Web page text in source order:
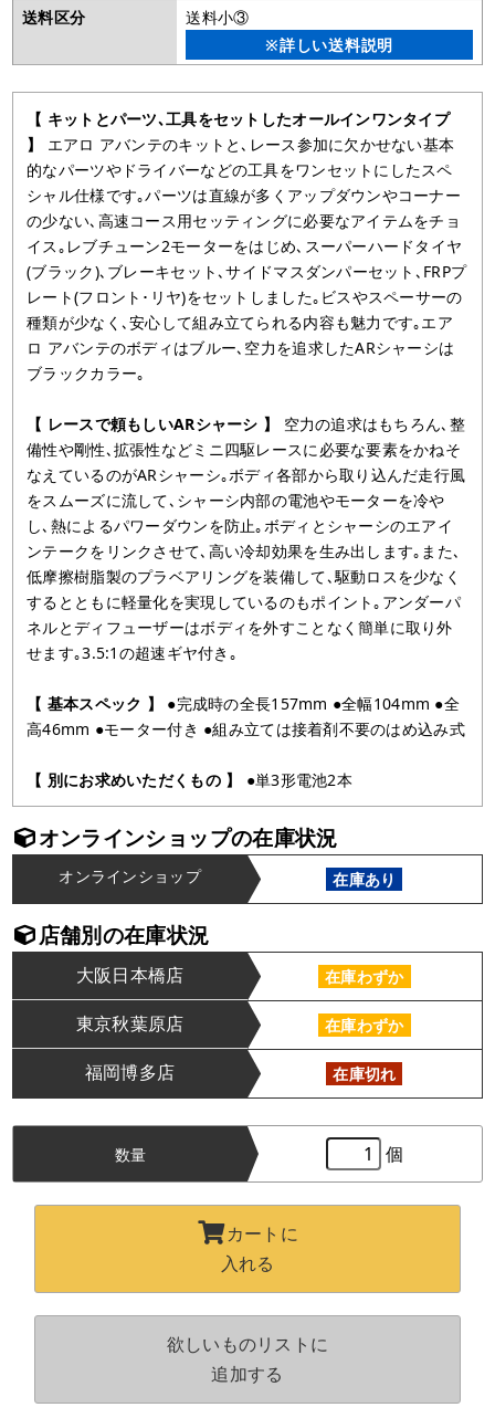
送料区分
送料小③
※詳しい送料説明
【 キットとパーツ､工具をセットしたオールインワンタイプ
】
エアロ アバンテのキットと､レース参加に欠かせない基本
的なパーツやドライバーなどの工具をワンセットにしたスペ
シャル仕様です｡パーツは直線が多くアップダウンやコーナー
の少ない､高速コース用セッティングに必要なアイテムをチョ
イス｡レブチューン2モーターをはじめ､スーパーハードタイヤ
(ブラック)､ブレーキセット､サイドマスダンパーセット､FRPプ
レート(フロント･リヤ)をセットしました｡ビスやスペーサーの
種類が少なく､安心して組み立てられる内容も魅力です｡エア
ロ アバンテのボディはブルー､空力を追求したARシャーシは
ブラックカラー｡
【 レースで頼もしいARシャーシ 】
空力の追求はもちろん､整
備性や剛性､拡張性などミニ四駆レースに必要な要素をかねそ
なえているのがARシャーシ｡ボディ各部から取り込んだ走行風
をスムーズに流して､シャーシ内部の電池やモーターを冷や
し､熱によるパワーダウンを防止｡ボディとシャーシのエアイ
ンテークをリンクさせて､高い冷却効果を生み出します｡また､
低摩擦樹脂製のプラベアリングを装備して､駆動ロスを少なく
するとともに軽量化を実現しているのもポイント｡アンダーパ
ネルとディフューザーはボディを外すことなく簡単に取り外
せます｡3.5:1の超速ギヤ付き｡
【 基本スペック 】
●完成時の全長157mm ●全幅104mm ●全
高46mm ●モーター付き ●組み立ては接着剤不要のはめ込み式
【 別にお求めいただくもの 】 ●単3形電池2本
オンラインショップの在庫状況
オンラインショップ 在庫あり
店舗別の在庫状況
大阪日本橋店 在庫わずか
東京秋葉原店 在庫わずか
福岡博多店 在庫切れ
数量 個
カートに
入れる
欲しいものリストに
追加する